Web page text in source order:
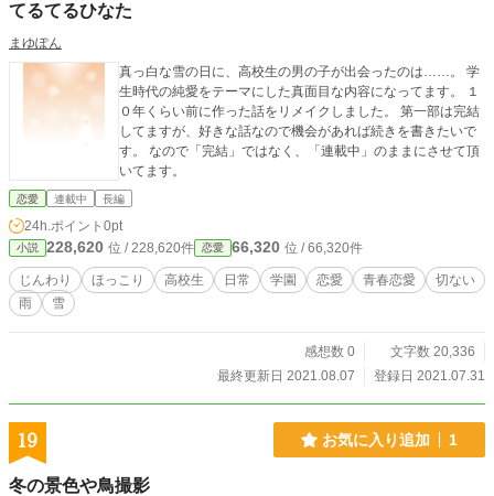
てるてるひなた
まゆぽん
真っ白な雪の日に、高校生の男の子が出会ったのは……。 学
生時代の純愛をテーマにした真面目な内容になってます。 １
０年くらい前に作った話をリメイクしました。 第一部は完結
してますが、好きな話なので機会があれば続きを書きたいで
す。 なので「完結」ではなく、「連載中」のままにさせて頂
いてます。
恋愛 連載中 長編
24h.ポイント 0pt
小説 228,620 位 / 228,620件 恋愛 66,320 位 / 66,320件
じんわり ほっこり 高校生 日常 学園 恋愛 青春恋愛
切ない
雨
雪
感想数 0
文字数 20,336
最終更新日 2021.08.07
登録日 2021.07.31
19 お気に入り追加 1
冬の景色や鳥撮影